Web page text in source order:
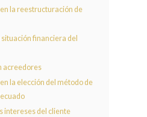
en la reestructuración de
situación financiera del
acreedores
la elección del método de
intereses del cliente